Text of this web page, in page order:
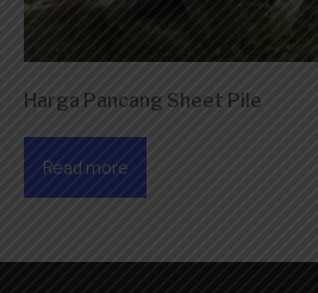
Harga Pancang Sheet Pile
Read more